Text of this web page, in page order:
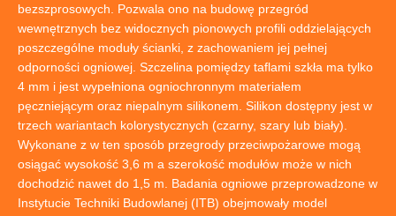
bezszprosowych. Pozwala ono na budowę przegród
wewnętrznych bez widocznych pionowych profili oddzielających
poszczególne moduły ścianki, z zachowaniem jej pełnej
odporności ogniowej. Szczelina pomiędzy taflami szkła ma tylko
4 mm i jest wypełniona ogniochronnym materiałem
pęczniejącym oraz niepalnym silikonem. Silikon dostępny jest w
trzech wariantach kolorystycznych (czarny, szary lub biały).
Wykonane z w ten sposób przegrody przeciwpożarowe mogą
osiągać wysokość 3,6 m a szerokość modułów może w nich
dochodzić nawet do 1,5 m. Badania ogniowe przeprowadzone w
Instytucie Techniki Budowlanej (ITB) obejmowały model